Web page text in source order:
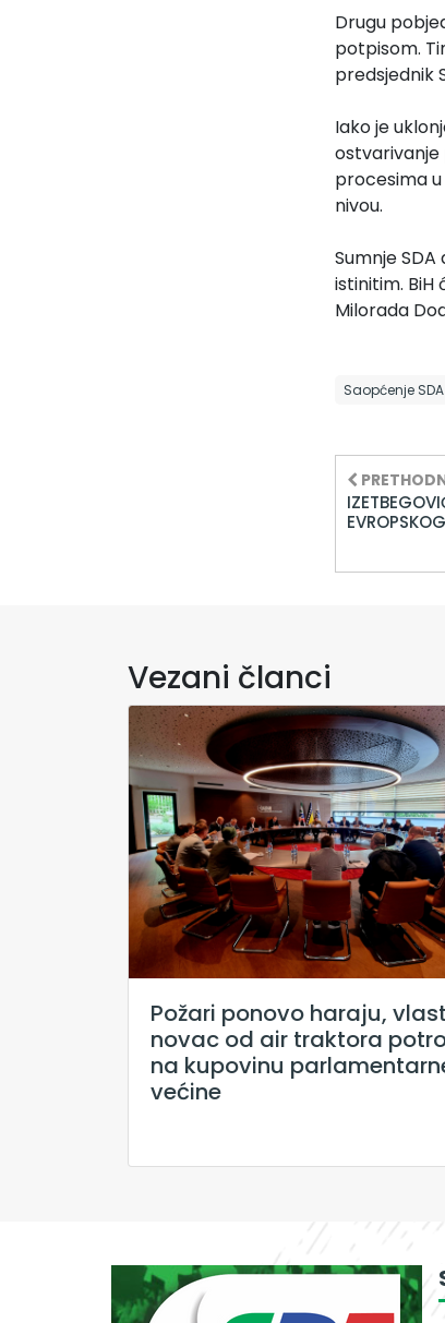
Drugu
potpisom.
predsjednik
Iako je
ostvarivanje
procesima
nivou.
Sumnje
istinitim. BiH
Milorada
Saopćenje SDA
Vezani članci
Požari ponovo haraju, vlast
novac od air traktora
na kupovinu
većine